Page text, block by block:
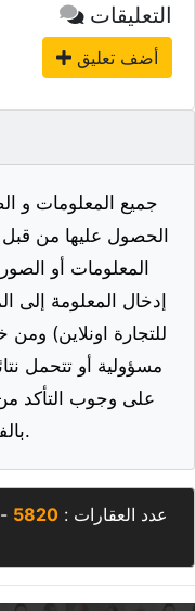
التعليقات
أضف تعليق
جميع المعلومات و
الحصول عليها من
المعلومات أو
إدخال المعلومة إلى
للتجارة اونلاين)
مسؤولية أو تتحمل
على وجوب التأكد
بالفحص قبل الشراء.
عدد العقارات : 5820